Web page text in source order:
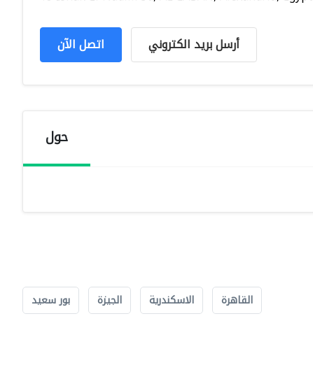
اتصل الآن أرسل بريد الكتروني
حول
القاهرة الاسكندرية الجيزة بور سعيد